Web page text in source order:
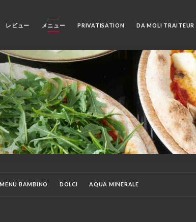
レビュー メニュー PRIVATISATION DA MOLI TRAITEUR
MENU BAMBINO DOLCI AQUA MINERALE